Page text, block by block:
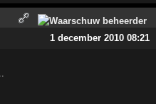
1 december 2010 08:21